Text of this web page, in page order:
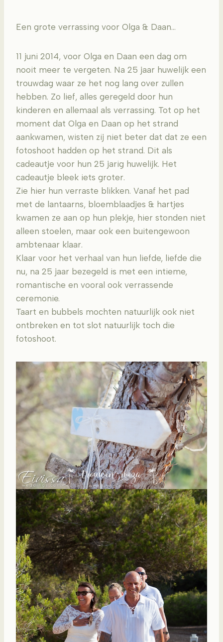
Een grote verrassing voor Olga & Daan…
11 juni 2014, voor Olga en Daan een dag om
nooit meer te vergeten. Na 25 jaar huwelijk een
trouwdag waar ze het nog lang over zullen
hebben. Zo lief, alles geregeld door hun
kinderen en allemaal als verrassing. Tot op het
moment dat Olga en Daan op het strand
aankwamen, wisten zij niet beter dat dat ze een
fotoshoot hadden op het strand. Dit als
cadeautje voor hun 25 jarig huwelijk. Het
cadeautje bleek iets groter.
Zie hier hun verraste blikken. Vanaf het pad
met de lantaarns, bloemblaadjes & hartjes
kwamen ze aan op hun plekje, hier stonden niet
alleen stoelen, maar ook een buitengewoon
ambtenaar klaar.
Klaar voor het verhaal van hun liefde, liefde die
nu, na 25 jaar bezegeld is met een intieme,
romantische en vooral ook verrassende
ceremonie.
Taart en bubbels mochten natuurlijk ook niet
ontbreken en tot slot natuurlijk toch die
fotoshoot.